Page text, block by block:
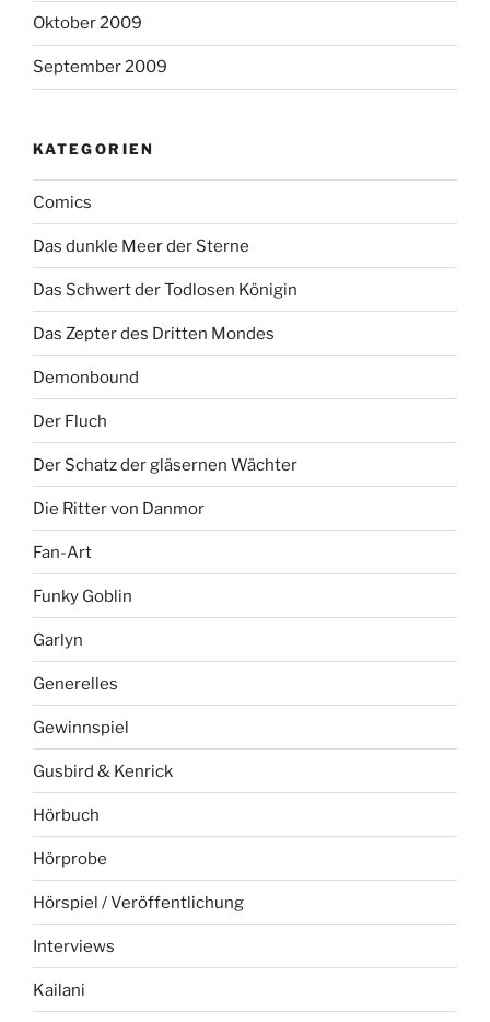
Oktober 2009
September 2009
KATEGORIEN
Comics
Das dunkle Meer der Sterne
Das Schwert der Todlosen Königin
Das Zepter des Dritten Mondes
Demonbound
Der Fluch
Der Schatz der gläsernen Wächter
Die Ritter von Danmor
Fan-Art
Funky Goblin
Garlyn
Generelles
Gewinnspiel
Gusbird & Kenrick
Hörbuch
Hörprobe
Hörspiel / Veröffentlichung
Interviews
Kailani